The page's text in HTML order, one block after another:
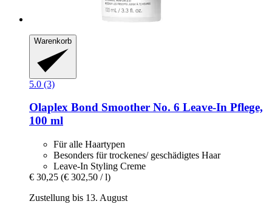
Warenkorb
5.0 (3)
Olaplex Bond Smoother No. 6 Leave-​In Pflege,
100 ml
Für alle Haartypen
Besonders für trockenes/ geschädigtes Haar
Leave-In Styling Creme
€ 30,25 (€ 302,50 / l)
Zustellung bis 13. August